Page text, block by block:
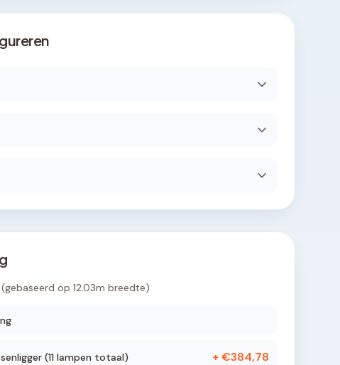
(gebaseerd op 12.03m breedte)
(11 lampen totaal) + €384,78